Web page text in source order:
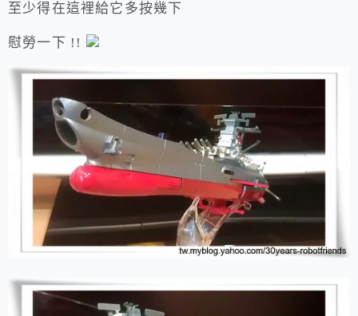
至少得在這裡給它多按幾下
慰勞一下 !!